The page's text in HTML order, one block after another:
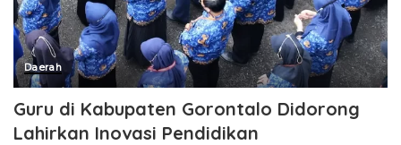
Daerah
Guru di Kabupaten Gorontalo Didorong
Lahirkan Inovasi Pendidikan